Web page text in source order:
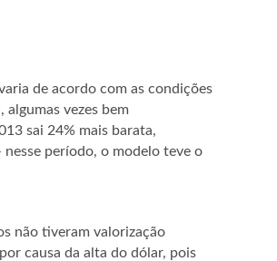
de acordo com as condições
vezes bem
sai 24% mais barata,
período, o modelo teve o
não tiveram valorização
causa da alta do dólar, pois